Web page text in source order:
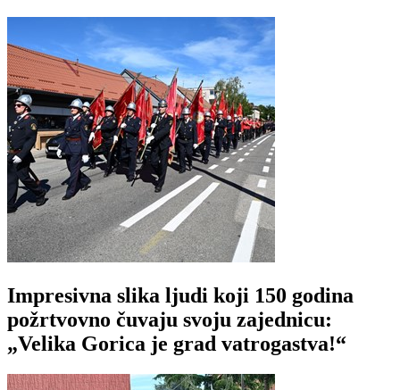
Impresivna slika ljudi koji 150 godina
požrtvovno čuvaju svoju zajednicu:
„Velika Gorica je grad vatrogastva!“